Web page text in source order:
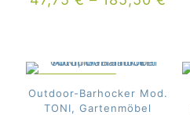
Outdoor-Barhocker Mod.
TONI, Gartenmöbel